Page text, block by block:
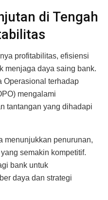
di Tengah
profitabilitas, efisiensi
menjaga daya saing bank.
Operasional terhadap
mengalami
tantangan yang dihadapi
menunjukkan penurunan,
semakin kompetitif.
bank untuk
daya dan strategi